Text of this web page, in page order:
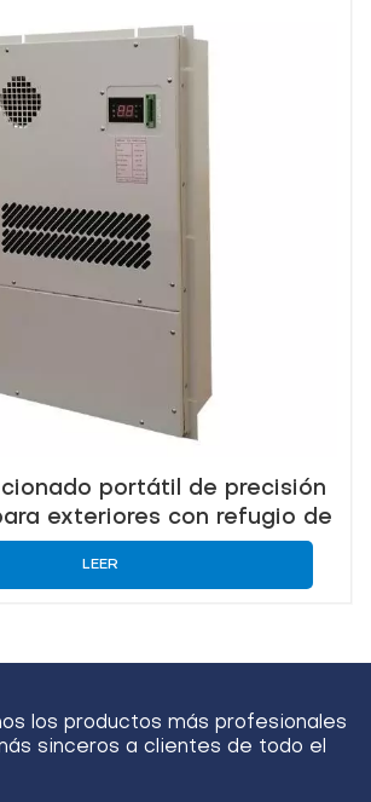
portátil de precisión
exteriores con refugio de
LEER
los productos más profesionales
sinceros a clientes de todo el